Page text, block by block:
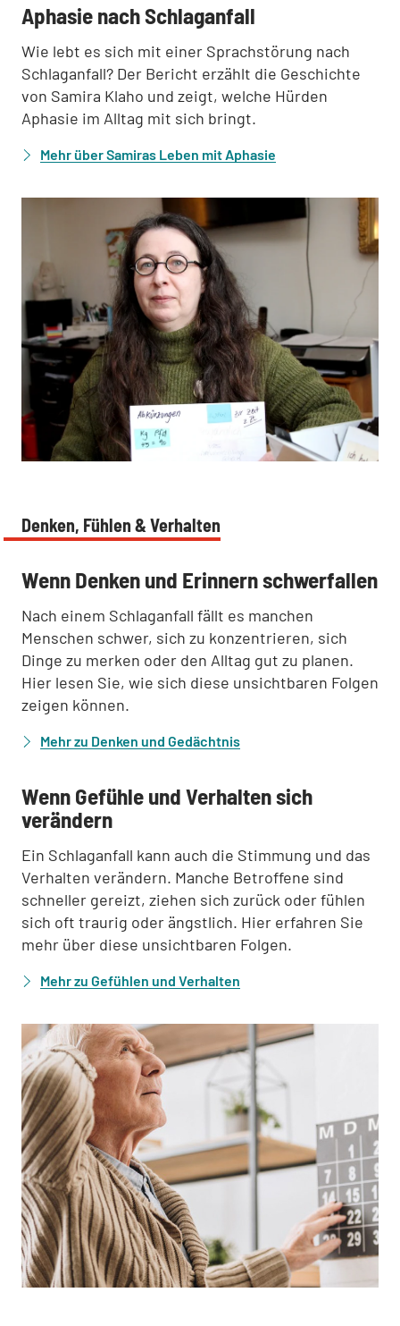
:
Aphasie nach Schlaganfall
Wie lebt es sich mit einer Sprachstörung nach
Schlaganfall? Der Bericht erzählt die Geschichte
von Samira Klaho und zeigt, welche Hürden
Aphasie im Alltag mit sich bringt.
Mehr über Samiras Leben mit Aphasie
Denken, Fühlen & Verhalten
:
Wenn Denken und Erinnern schwerfallen
Nach einem Schlaganfall fällt es manchen
Menschen schwer, sich zu konzentrieren, sich
Dinge zu merken oder den Alltag gut zu planen.
Hier lesen Sie, wie sich diese unsichtbaren Folgen
zeigen können.
Mehr zu Denken und Gedächtnis
:
Wenn Gefühle und Verhalten sich
verändern
Ein Schlaganfall kann auch die Stimmung und das
Verhalten verändern. Manche Betroffene sind
schneller gereizt, ziehen sich zurück oder fühlen
sich oft traurig oder ängstlich. Hier erfahren Sie
mehr über diese unsichtbaren Folgen.
Mehr zu Gefühlen und Verhalten